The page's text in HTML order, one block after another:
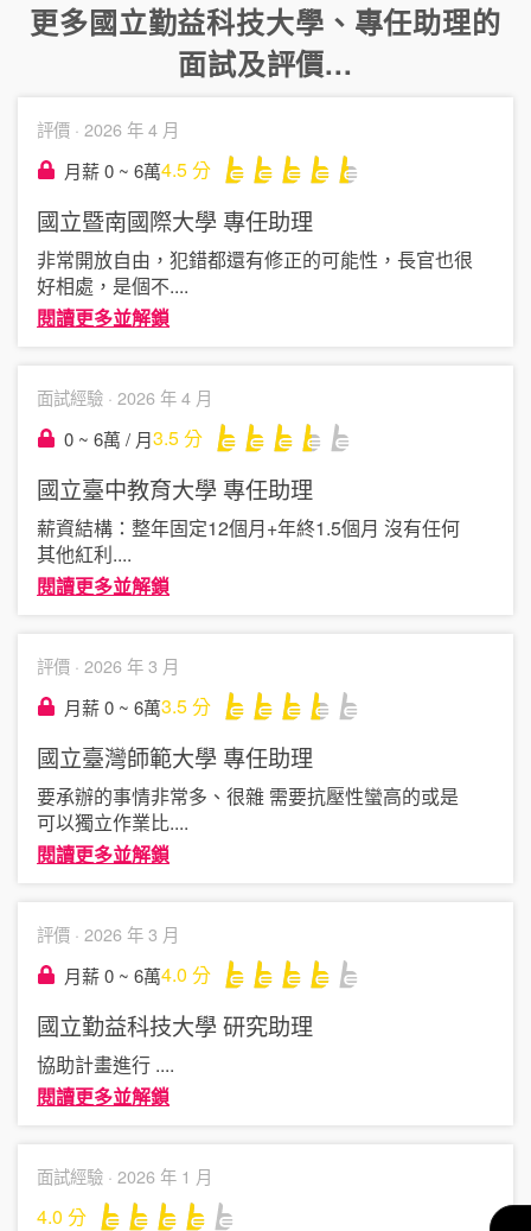
更多國立勤益科技大學 、 專任助理的
面試及評價...
評價 · 2026 年 4 月
月薪 0 ~ 6萬4.5分
國立暨南國際大學 專任助理
非常開放自由，犯錯都還有修正的可能性，長官也很
好相處，是個不....
閱讀更多並解鎖
面試經驗 · 2026 年 4 月
0 ~ 6萬 / 月3.5分
國立臺中教育大學 專任助理
薪資結構：整年固定12個月+年終1.5個月 沒有任何
其他紅利....
閱讀更多並解鎖
評價 · 2026 年 3 月
月薪 0 ~ 6萬3.5分
國立臺灣師範大學 專任助理
要承辦的事情非常多、很雜 需要抗壓性蠻高的或是
可以獨立作業比....
閱讀更多並解鎖
評價 · 2026 年 3 月
月薪 0 ~ 6萬4.0 分
國立勤益科技大學研究助理
協助計畫進行 ....
閱讀更多並解鎖
面試經驗 · 2026 年 1 月
4.0 分